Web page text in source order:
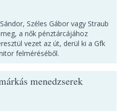
Széles Gábor vagy Straub
a nők pénztárcájához
vezet az út, derül ki a Gfk
felméréséből.
menedzserek